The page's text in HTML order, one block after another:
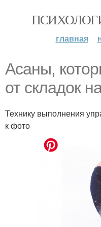
главная
Асаны,
от складок
Технику выполнения
к фото